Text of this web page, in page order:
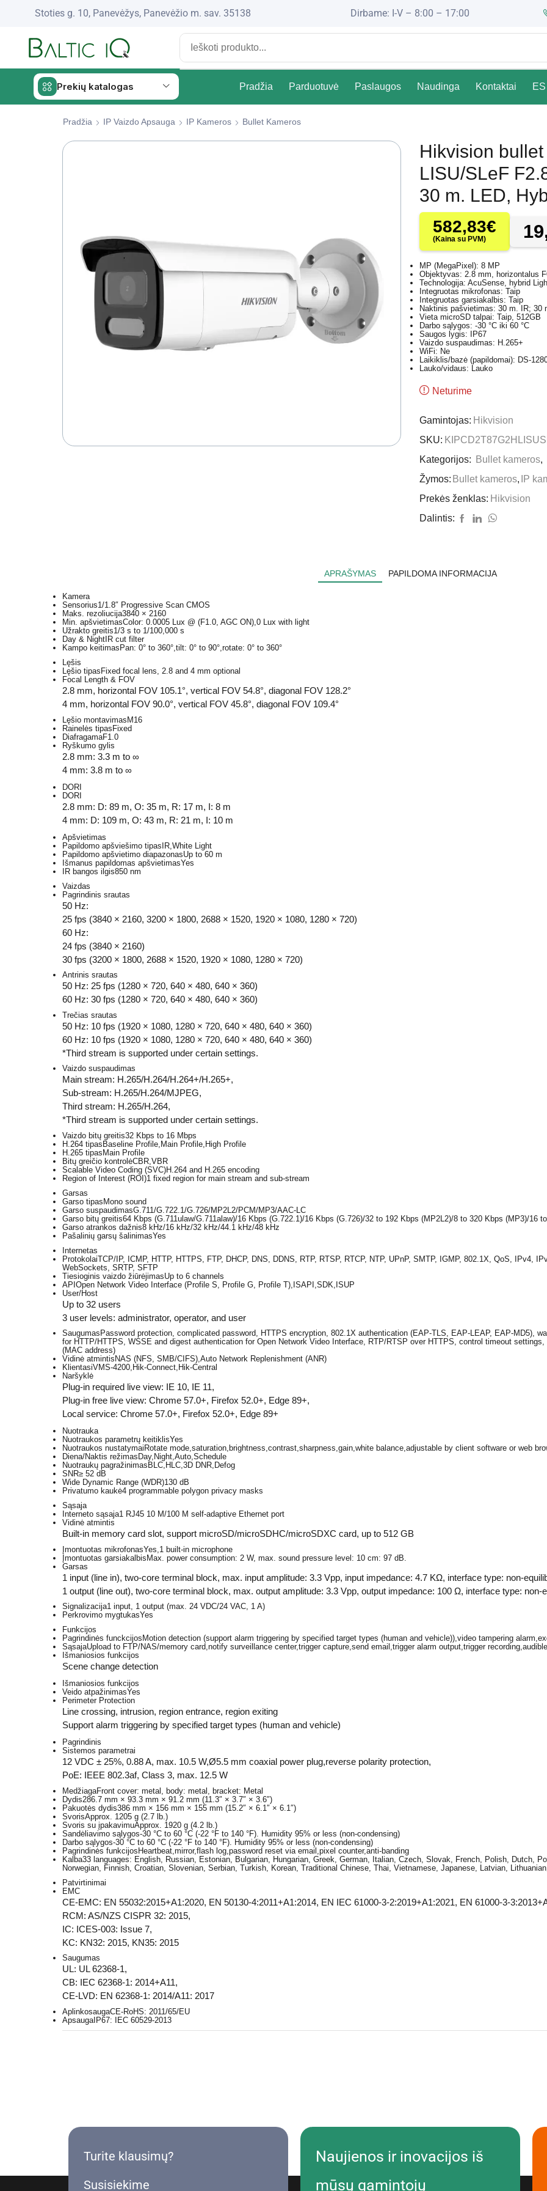
Stoties g. 10, Panevėžys, Panevėžio m. sav. 35138 Dirbame: I-V – 8:00 – 17:00
Prekių katalogas Pradžia Parduotuvė Paslaugos Naudinga Kontaktai
Pradžia IP Vaizdo Apsauga IP Kameros Bullet Kameros
Hikvision
LISU/SLeF
30 m. LED,
582,83€
(Kaina su PVM)
MP (MegaPixel): 8 MP
Objektyvas: 2.8 mm, horizontalus
Technologija: AcuSense, hybrid
Integruotas mikrofonas: Taip
Integruotas garsiakalbis: Taip
Naktinis pašvietimas: 30 m. IR; 30
Vieta microSD talpai: Taip, 512GB
Darbo sąlygos: -30 °C iki 60 °C
Saugos lygis: IP67
Vaizdo suspaudimas: H.265+
WiFi: Ne
Laikiklis/bazė (papildomai): DS-
Lauko/vidaus: Lauko
Neturime
Gamintojas: Hikvision
SKU:
Kategorijos:
Bullet kameros,
Žymos: Bullet kameros, IP
Prekės ženklas: Hikvision
Dalintis:
APRAŠYMAS PAPILDOMA INFORMACIJA
Kamera
Sensorius1/1.8″ Progressive Scan CMOS
Maks. rezoliucija3840 × 2160
Min. apšvietimasColor: 0.0005 Lux @ (F1.0, AGC ON),0 Lux with light
Užrakto greitis1/3 s to 1/100,000 s
Day & Night IR cut filter
Kampo keitimas Pan: 0° to 360°,tilt: 0° to 90°,rotate: 0° to 360°
Lęšis
Lęšio tipas Fixed focal lens, 2.8 and 4 mm optional
Focal Length & FOV
2.8 mm, horizontal FOV 105.1°, vertical FOV 54.8°, diagonal FOV 128.2°
4 mm, horizontal FOV 90.0°, vertical FOV 45.8°, diagonal FOV 109.4°
Lęšio montavimasM16
Rainelės tipasFixed
DiafragamaF1.0
Ryškumo gylis
2.8 mm: 3.3 m to ∞
4 mm: 3.8 m to ∞
DORI
DORI
2.8 mm: D: 89 m, O: 35 m, R: 17 m, I: 8 m
4 mm: D: 109 m, O: 43 m, R: 21 m, I: 10 m
Apšvietimas
Papildomo apšviešimo tipasIR,White Light
Papildomo apšvietimo diapazonasUp to 60 m
Išmanus papildomas apšvietimasYes
IR bangos ilgis850 nm
Vaizdas
Pagrindinis srautas
50 Hz:
25 fps (3840 × 2160, 3200 × 1800, 2688 × 1520, 1920 × 1080, 1280 × 720)
60 Hz:
24 fps (3840 × 2160)
30 fps (3200 × 1800, 2688 × 1520, 1920 × 1080, 1280 × 720)
Antrinis srautas
50 Hz: 25 fps (1280 × 720, 640 × 480, 640 × 360)
60 Hz: 30 fps (1280 × 720, 640 × 480, 640 × 360)
Trečias srautas
50 Hz: 10 fps (1920 × 1080, 1280 × 720, 640 × 480, 640 × 360)
60 Hz: 10 fps (1920 × 1080, 1280 × 720, 640 × 480, 640 × 360)
*Third stream is supported under certain settings.
Vaizdo suspaudimas
Main stream: H.265/H.264/H.264+/H.265+,
Sub-stream: H.265/H.264/MJPEG,
Third stream: H.265/H.264,
*Third stream is supported under certain settings.
Vaizdo bitų greitis32 Kbps to 16 Mbps
H.264 tipasBaseline Profile,Main Profile,High Profile
H.265 tipasMain Profile
Bitų greičio kontrolėCBR,VBR
Scalable Video Coding (SVC)H.264 and H.265 encoding
Region of Interest (ROI)1 fixed region for main stream and sub-stream
Garsas
Garso tipasMono sound
Garso suspaudimasG.711/G.722.1/G.726/MP2L2/PCM/MP3/AAC-LC
Garso bitų greitis64 Kbps (G.711ulaw/G.711alaw)/16 Kbps (G.722.1)/16 Kbps (G.726)/32 to 192 Kbps (MP2L2)/8 to 320 Kbps (MP3)/16
Garso atrankos dažnis8 kHz/16 kHz/32 kHz/44.1 kHz/48 kHz
Pašalinių garsų šalinimasYes
Internetas
ProtokolaiTCP/IP, ICMP, HTTP, HTTPS, FTP, DHCP, DNS, DDNS, RTP, RTSP, RTCP, NTP, UPnP, SMTP, IGMP, 802.1X, QoS, IPv4,
WebSockets, SRTP, SFTP
Tiesioginis vaizdo žiūrėjimasUp to 6 channels
APIOpen Network Video Interface (Profile S, Profile G, Profile T),ISAPI,SDK,ISUP
User/Host
Up to 32 users
3 user levels: administrator, operator, and user
Saugumas Password protection, complicated password, HTTPS encryption, 802.1X authentication (EAP-TLS, EAP-LEAP, EAP-MD5),
for HTTP/HTTPS, WSSE and digest authentication for Open Network Video Interface, RTP/RTSP over HTTPS, control timeout
(MAC address)
Vidinė atmintis NAS (NFS, SMB/CIFS),Auto Network Replenishment (ANR)
KlientasiVMS-4200,Hik-Connect,Hik-Central
Naršyklė
Plug-in required live view: IE 10, IE 11,
Plug-in free live view: Chrome 57.0+, Firefox 52.0+, Edge 89+,
Local service: Chrome 57.0+, Firefox 52.0+, Edge 89+
Nuotrauka
Nuotraukos parametrų keitiklisYes
Nuotraukos nustatymai Rotate mode,saturation,brightness,contrast,sharpness,gain,white balance,adjustable by client software or web
Diena/Naktis režimas Day,Night,Auto,Schedule
Nuotraukų pagražinimas BLC,HLC,3D DNR,Defog
SNR≥ 52 dB
Wide Dynamic Range (WDR)130 dB
Privatumo kaukė4 programmable polygon privacy masks
Sąsaja
Interneto sąsaja1 RJ45 10 M/100 M self-adaptive Ethernet port
Vidinė atmintis
Built-in memory card slot, support microSD/microSDHC/microSDXC card, up to 512 GB
Įmontuotas mikrofonasYes,1 built-in microphone
Įmontuotas garsiakalbisMax. power consumption: 2 W, max. sound pressure level: 10 cm: 97 dB.
Garsas
1 input (line in), two-core terminal block, max. input amplitude: 3.3 Vpp, input impedance: 4.7 KΩ, interface type: non-
1 output (line out), two-core terminal block, max. output amplitude: 3.3 Vpp, output impedance: 100 Ω, interface type: non-
Signalizacija1 input, 1 output (max. 24 VDC/24 VAC, 1 A)
Perkrovimo mygtukasYes
Funkcijos
Pagrindinės funckcijos Motion detection (support alarm triggering by specified target types (human and vehicle)),video tampering
SąsajaUpload to FTP/NAS/memory card,notify surveillance center,trigger capture,send email,trigger alarm output,trigger
Išmaniosios funkcijos
Scene change detection
Išmaniosios funkcijos
Veido atpažinimasYes
Perimeter Protection
Line crossing, intrusion, region entrance, region exiting
Support alarm triggering by specified target types (human and vehicle)
Pagrindinis
Sistemos parametrai
12 VDC ± 25%, 0.88 A, max. 10.5 W,Ø5.5 mm coaxial power plug,reverse polarity protection,
PoE: IEEE 802.3af, Class 3, max. 12.5 W
MedžiagaFront cover: metal, body: metal, bracket: Metal
Dydis286.7 mm × 93.3 mm × 91.2 mm (11.3″ × 3.7″ × 3.6″)
Pakuotės dydis386 mm × 156 mm × 155 mm (15.2″ × 6.1″ × 6.1″)
SvorisApprox. 1205 g (2.7 lb.)
Svoris su įpakavimuApprox. 1920 g (4.2 lb.)
Sandėliavimo sąlygos-30 °C to 60 °C (-22 °F to 140 °F). Humidity 95% or less (non-condensing)
Darbo sąlygos-30 °C to 60 °C (-22 °F to 140 °F). Humidity 95% or less (non-condensing)
Pagrindinės funkcijosHeartbeat,mirror,flash log,password reset via email,pixel counter,anti-banding
Kalba33 languages: English, Russian, Estonian, Bulgarian, Hungarian, Greek, German, Italian, Czech, Slovak, French, Polish, Dutch,
Norwegian, Finnish, Croatian, Slovenian, Serbian, Turkish, Korean, Traditional Chinese, Thai, Vietnamese, Japanese, Latvian,
Patvirtinimai
EMC
CE-EMC: EN 55032:2015+A1:2020, EN 50130-4:2011+A1:2014, EN IEC 61000-3-2:2019+A1:2021, EN 61000-3-
RCM: AS/NZS CISPR 32: 2015,
IC: ICES-003: Issue 7,
KC: KN32: 2015, KN35: 2015
Saugumas
UL: UL 62368-1,
CB: IEC 62368-1: 2014+A11,
CE-LVD: EN 62368-1: 2014/A11: 2017
AplinkosaugaCE-RoHS: 2011/65/EU
ApsaugaIP67: IEC 60529-2013
Turite klausimų?
Susisiekime
Naujienos ir inovacijos iš
mūsų gamintojų